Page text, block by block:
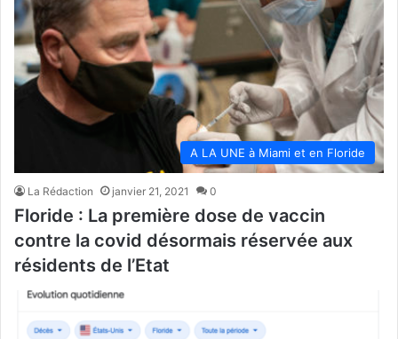
A LA UNE à Miami et en Floride
La Rédaction janvier 21, 2021 0
Floride : La première dose de vaccin
contre la covid désormais réservée aux
résidents de l’Etat